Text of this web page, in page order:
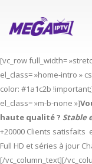
[vc_row full_width=
el_class= »home-intro »
color: #1a1c2b
el_class= »m-b-none »]
haute qualité ? Stable
+20000 Clients satisfaits
Full HD et séries à jour
[/vc_column_text][/